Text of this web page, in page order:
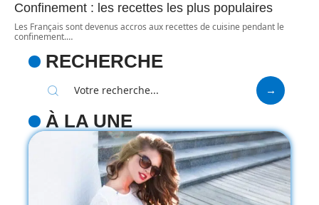
Confinement : les recettes les plus populaires
Les Français sont devenus accros aux recettes de cuisine pendant le
confinement.…
RECHERCHE
À LA UNE